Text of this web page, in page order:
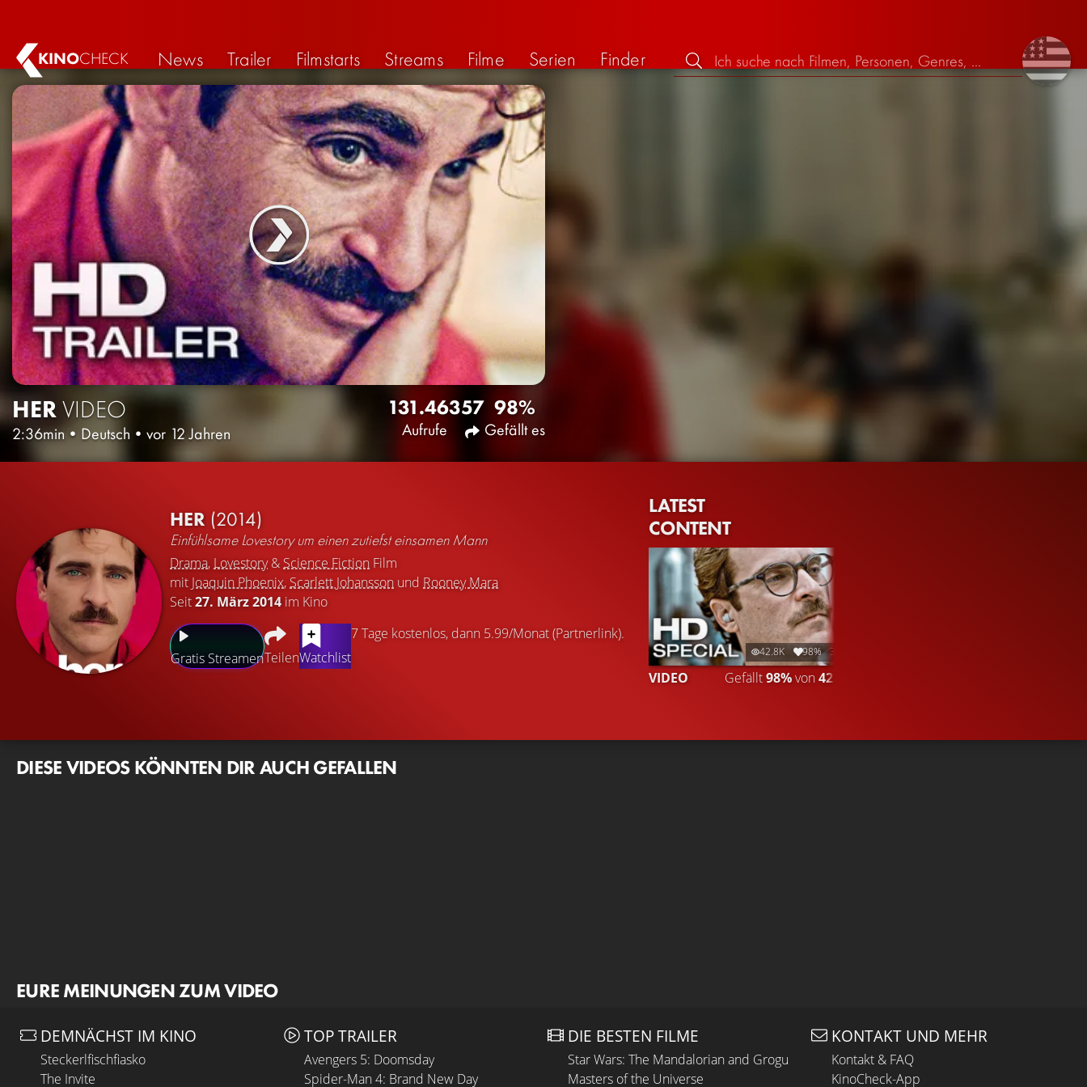
KINOCHECK News Trailer Filmstarts Streams Filme Serien Finder
HERVIDEO
2:36min• Deutsch • vor 12 Jahren
131.463
Aufrufe
57 98%
Gefällt es
HER (2014)
Einfühlsame Lovestory um einen zutiefst einsamen Mann
Drama, Lovestory& Science Fiction Film
mit Joaquin Phoenix, Scarlett Johansson und Rooney Mara
Seit27. März 2014im Kino
Gratis StreamenTeilenWatchlist
7 Tage kostenlos, dann 5.99/Monat (Partnerlink).
LATEST
CONTENT
42.8K 98% 3:39
VIDEO Gefällt98%von42.806
DIESE VIDEOS KÖNNTEN DIR AUCH GEFALLEN
EURE MEINUNGEN ZUM VIDEO
DEMNÄCHST IM KINO
Steckerlfischfiasko
The Invite
TOP TRAILER
Avengers 5: Doomsday
Spider-Man 4: Brand New Day
DIE BESTEN FILME
Star Wars: The Mandalorian and Grogu
Masters of the Universe
KONTAKT UND MEHR
Kontakt & FAQ
KinoCheck-App